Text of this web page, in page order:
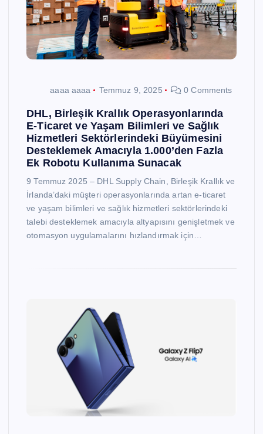
aaaa aaaa Temmuz 9, 2025 0 Comments
DHL, Birleşik Krallık Operasyonlarında
E-Ticaret ve Yaşam Bilimleri ve Sağlık
Hizmetleri Sektörlerindeki Büyümesini
Desteklemek Amacıyla 1.000’den Fazla
Ek Robotu Kullanıma Sunacak
9 Temmuz 2025 – DHL Supply Chain, Birleşik Krallık ve
İrlanda’daki müşteri operasyonlarında artan e-ticaret
ve yaşam bilimleri ve sağlık hizmetleri sektörlerindeki
talebi desteklemek amacıyla altyapısını genişletmek ve
otomasyon uygulamalarını hızlandırmak için…